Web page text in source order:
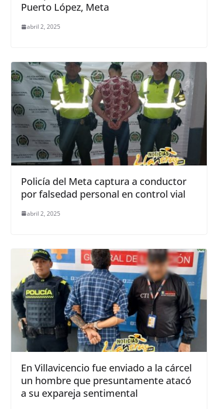
Puerto López, Meta
abril 2, 2025
Policía del Meta captura a conductor
por falsedad personal en control vial
abril 2, 2025
En Villavicencio fue enviado a la cárcel
un hombre que presuntamente atacó
a su expareja sentimental